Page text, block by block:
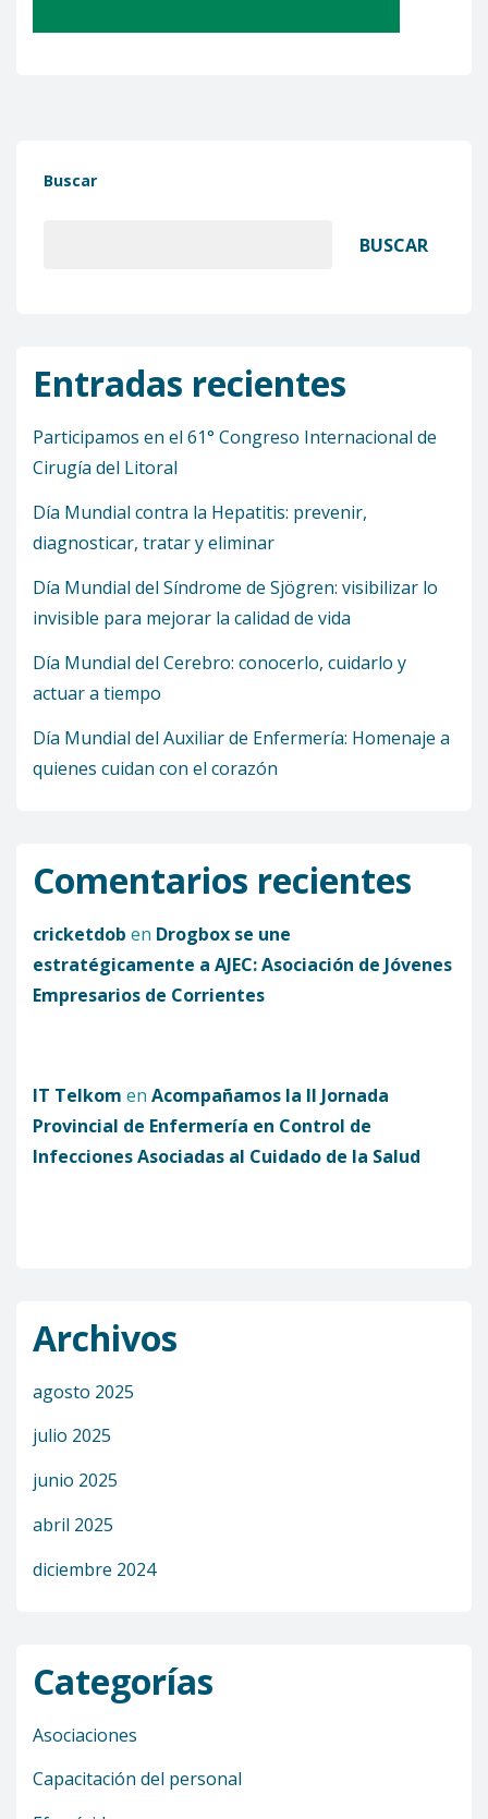
Buscar
BUSCAR
Entradas recientes
Participamos en el 61° Congreso Internacional de
Cirugía del Litoral
Día Mundial contra la Hepatitis: prevenir,
diagnosticar, tratar y eliminar
Día Mundial del Síndrome de Sjögren: visibilizar lo
invisible para mejorar la calidad de vida
Día Mundial del Cerebro: conocerlo, cuidarlo y
actuar a tiempo
Día Mundial del Auxiliar de Enfermería: Homenaje a
quienes cuidan con el corazón
Comentarios recientes
cricketdob en Drogbox se une
estratégicamente a AJEC: Asociación de Jóvenes
Empresarios de Corrientes
IT Telkom en Acompañamos la II Jornada
Provincial de Enfermería en Control de
Infecciones Asociadas al Cuidado de la Salud
Archivos
agosto 2025
julio 2025
junio 2025
abril 2025
diciembre 2024
Categorías
Asociaciones
Capacitación del personal